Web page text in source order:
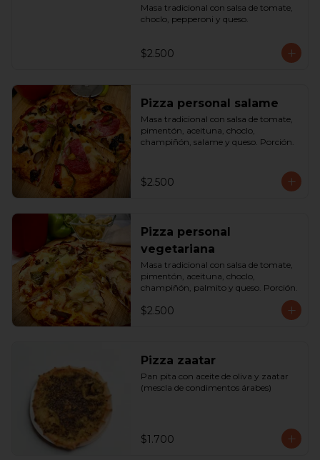
Masa tradicional con salsa de tomate,
choclo, pepperoni y queso.
$2.500
Pizza personal salame
Masa tradicional con salsa de tomate,
pimentón, aceituna, choclo,
champiñón, salame y queso. Porción.
$2.500
Pizza personal
vegetariana
Masa tradicional con salsa de tomate,
pimentón, aceituna, choclo,
champiñón, palmito y queso. Porción.
$2.500
Pizza zaatar
Pan pita con aceite de oliva y zaatar
(mescla de condimentos árabes)
$1.700